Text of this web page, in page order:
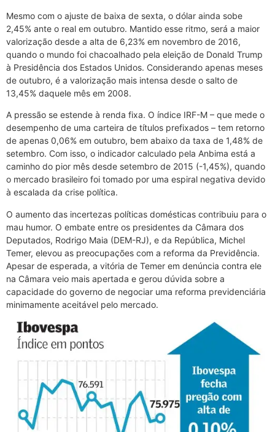
Mesmo com o ajuste de baixa de sexta, o dólar ainda sobe
2,45% ante o real em outubro. Mantido esse ritmo, será a maior
valorização desde a alta de 6,23% em novembro de 2016,
quando o mundo foi chacoalhado pela eleição de Donald Trump
à Presidência dos Estados Unidos. Considerando apenas meses
de outubro, é a valorização mais intensa desde o salto de
13,45% daquele mês em 2008.
A pressão se estende à renda fixa. O índice IRF-M – que mede o
desempenho de uma carteira de títulos prefixados – tem retorno
de apenas 0,06% em outubro, bem abaixo da taxa de 1,48% de
setembro. Com isso, o indicador calculado pela Anbima está a
caminho do pior mês desde setembro de 2015 (-1,45%), quando
o mercado brasileiro foi tomado por uma espiral negativa devido
à escalada da crise política.
O aumento das incertezas políticas domésticas contribuiu para o
mau humor. O embate entre os presidentes da Câmara dos
Deputados, Rodrigo Maia (DEM-RJ), e da República, Michel
Temer, elevou as preocupações com a reforma da Previdência.
Apesar de esperada, a vitória de Temer em denúncia contra ele
na Câmara veio mais apertada e gerou dúvida sobre a
capacidade do governo de negociar uma reforma previdenciária
minimamente aceitável pelo mercado.